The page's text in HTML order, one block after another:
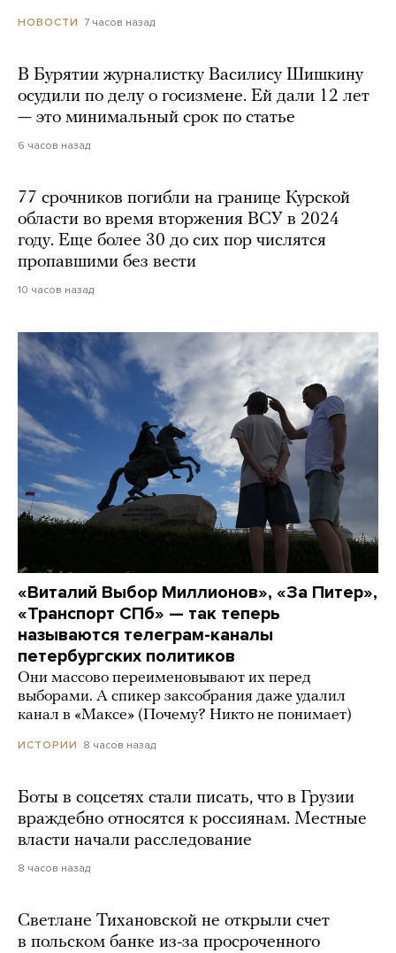
НОВОСТИ 7 часов назад
В Бурятии журналистку Василису Шишкину
осудили по делу о госизмене. Ей дали 12 лет
— это минимальный срок по статье
6 часов назад
77 срочников погибли на границе Курской
области во время вторжения ВСУ в 2024
году. Еще более 30 до сих пор числятся
пропавшими без вести
10 часов назад
«Виталий Выбор Миллионов», «За Питер»,
«Транспорт СПб» — так теперь
называются телеграм-каналы
петербургских политиков
Они массово переименовывают их перед
выборами. А спикер заксобрания даже удалил
канал в «Максе» (Почему? Никто не понимает)
ИСТОРИИ 8 часов назад
Боты в соцсетях стали писать, что в Грузии
враждебно относятся к россиянам. Местные
власти начали расследование
8 часов назад
Светлане Тихановской не открыли счет
в польском банке из-за просроченного